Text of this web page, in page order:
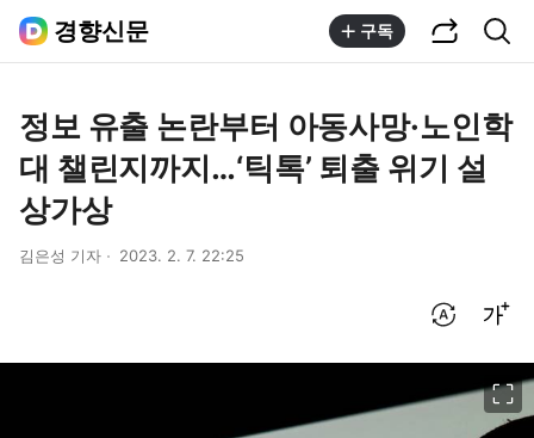
경향신문 구독
정보 유출 논란부터 아동사망·노인학
대 챌린지까지…‘틱톡’ 퇴출 위기 설
상가상
김은성 기자 2023. 2. 7. 22:25